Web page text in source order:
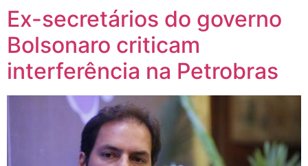
Ex-secretários do governo
Bolsonaro criticam
interferência na Petrobras